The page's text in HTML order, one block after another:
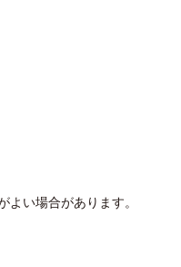
い場合があります。